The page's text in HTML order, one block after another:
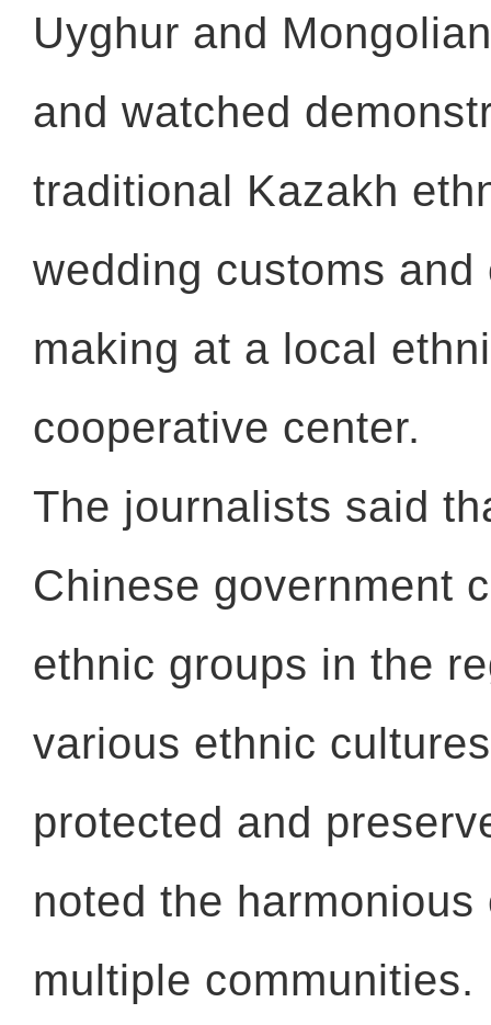
Uyghur and
and watched
traditional Kazakh
wedding customs and
making at a local
cooperative center.
The journalists said
Chinese government
ethnic groups in the
various ethnic
protected and
noted the
multiple communities.